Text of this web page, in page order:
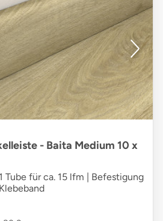
- Baita Medium 10 x
Tube für ca. 15 lfm | Befestigung